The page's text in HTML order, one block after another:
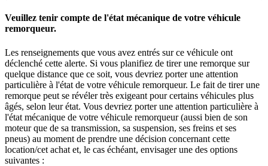
Veuillez tenir compte de l'état mécanique de votre véhicule
remorqueur.
Les renseignements que vous avez entrés sur ce véhicule ont
déclenché cette alerte. Si vous planifiez de tirer une remorque sur
quelque distance que ce soit, vous devriez porter une attention
particulière à l'état de votre véhicule remorqueur. Le fait de tirer une
remorque peut se révéler très exigeant pour certains véhicules plus
âgés, selon leur état. Vous devriez porter une attention particulière à
l'état mécanique de votre véhicule remorqueur (aussi bien de son
moteur que de sa transmission, sa suspension, ses freins et ses
pneus) au moment de prendre une décision concernant cette
location/cet achat et, le cas échéant, envisager une des options
suivantes :